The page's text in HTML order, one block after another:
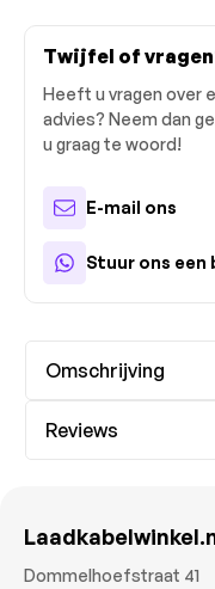
Twijfel of
Heeft u vragen over
advies? Neem dan
u graag te woord!
E-mail ons
Stuur ons een
Omschrijving
Reviews
Dommelhoefstraat 41